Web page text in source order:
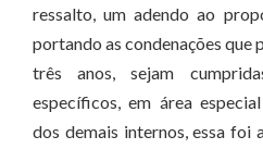
ressalto, um adendo ao
portando as condenações que
três anos, sejam
específicos, em área
dos demais internos, essa foi